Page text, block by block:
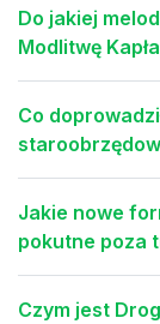
Do jakiej
Modlitwę
Co
Jakie nowe
pokutne poza
Czym jest